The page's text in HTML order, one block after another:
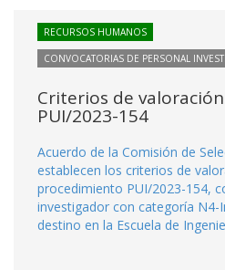
RECURSOS HUMANOS
CONVOCATORIAS DE PERSONAL
Criterios de
PUI/2023-154
Acuerdo de la Comisión de
establecen los criterios de
procedimiento PUI/2023-154,
investigador con categoría
destino en la Escuela de